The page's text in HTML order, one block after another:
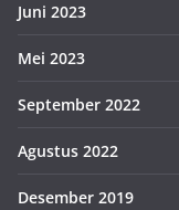
Juni 2023
Mei 2023
September 2022
Agustus 2022
Desember 2019